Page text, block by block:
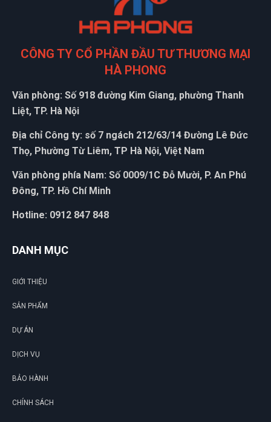
CÔNG TY CỔ PHẦN ĐẦU TƯ THƯƠNG MẠI
HÀ PHONG
Văn phòng: Số 918 đường Kim Giang, phường Thanh
Liệt, TP. Hà Nội
Địa chỉ Công ty: số 7 ngách 212/63/14 Đường Lê Đức
Thọ, Phường Từ Liêm, TP Hà Nội, Việt Nam
Văn phòng phía Nam: Số 0009/1C Đỗ Mười, P. An Phú
Đông, TP. Hồ Chí Minh
Hotline: 0912 847 848
DANH MỤC
GIỚI THIỆU
SẢN PHẨM
DỰ ÁN
DỊCH VỤ
BẢO HÀNH
CHÍNH SÁCH